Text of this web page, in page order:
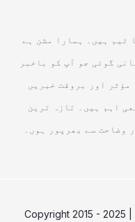
ٹیم ہیں۔ ہمارا مشن ہے
گوئی جو آپ کو باخبر
اور بروقت خبریں
اہم ہیں۔ تازہ ترین
وضاحت سے بھرپور ہوں۔
© Copyright 2015 -